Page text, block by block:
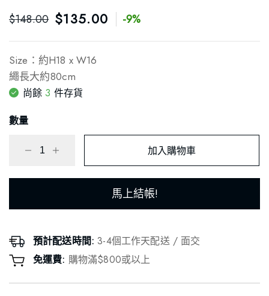
$148.00 $135.00 -9%
Size：約H18 x W16
繩長大約80cm
尚餘3 件存貨
數量
加入購物車
馬上結帳!
預計配送時間:3-4個工作天配送 / 面交
免運費: 購物滿$800或以上